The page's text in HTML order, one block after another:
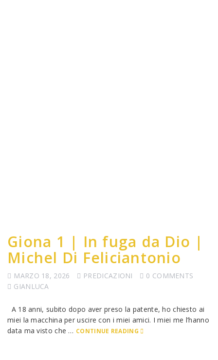
Giona 1 | In fuga da Dio |
Michel Di Feliciantonio
MARZO 18, 2026 PREDICAZIONI
0 COMMENTS
GIANLUCA
A 18 anni, subito dopo aver preso la patente, ho chiesto ai
miei la macchina per uscire con i miei amici. I miei me l’hanno
data ma visto che … CONTINUE READING